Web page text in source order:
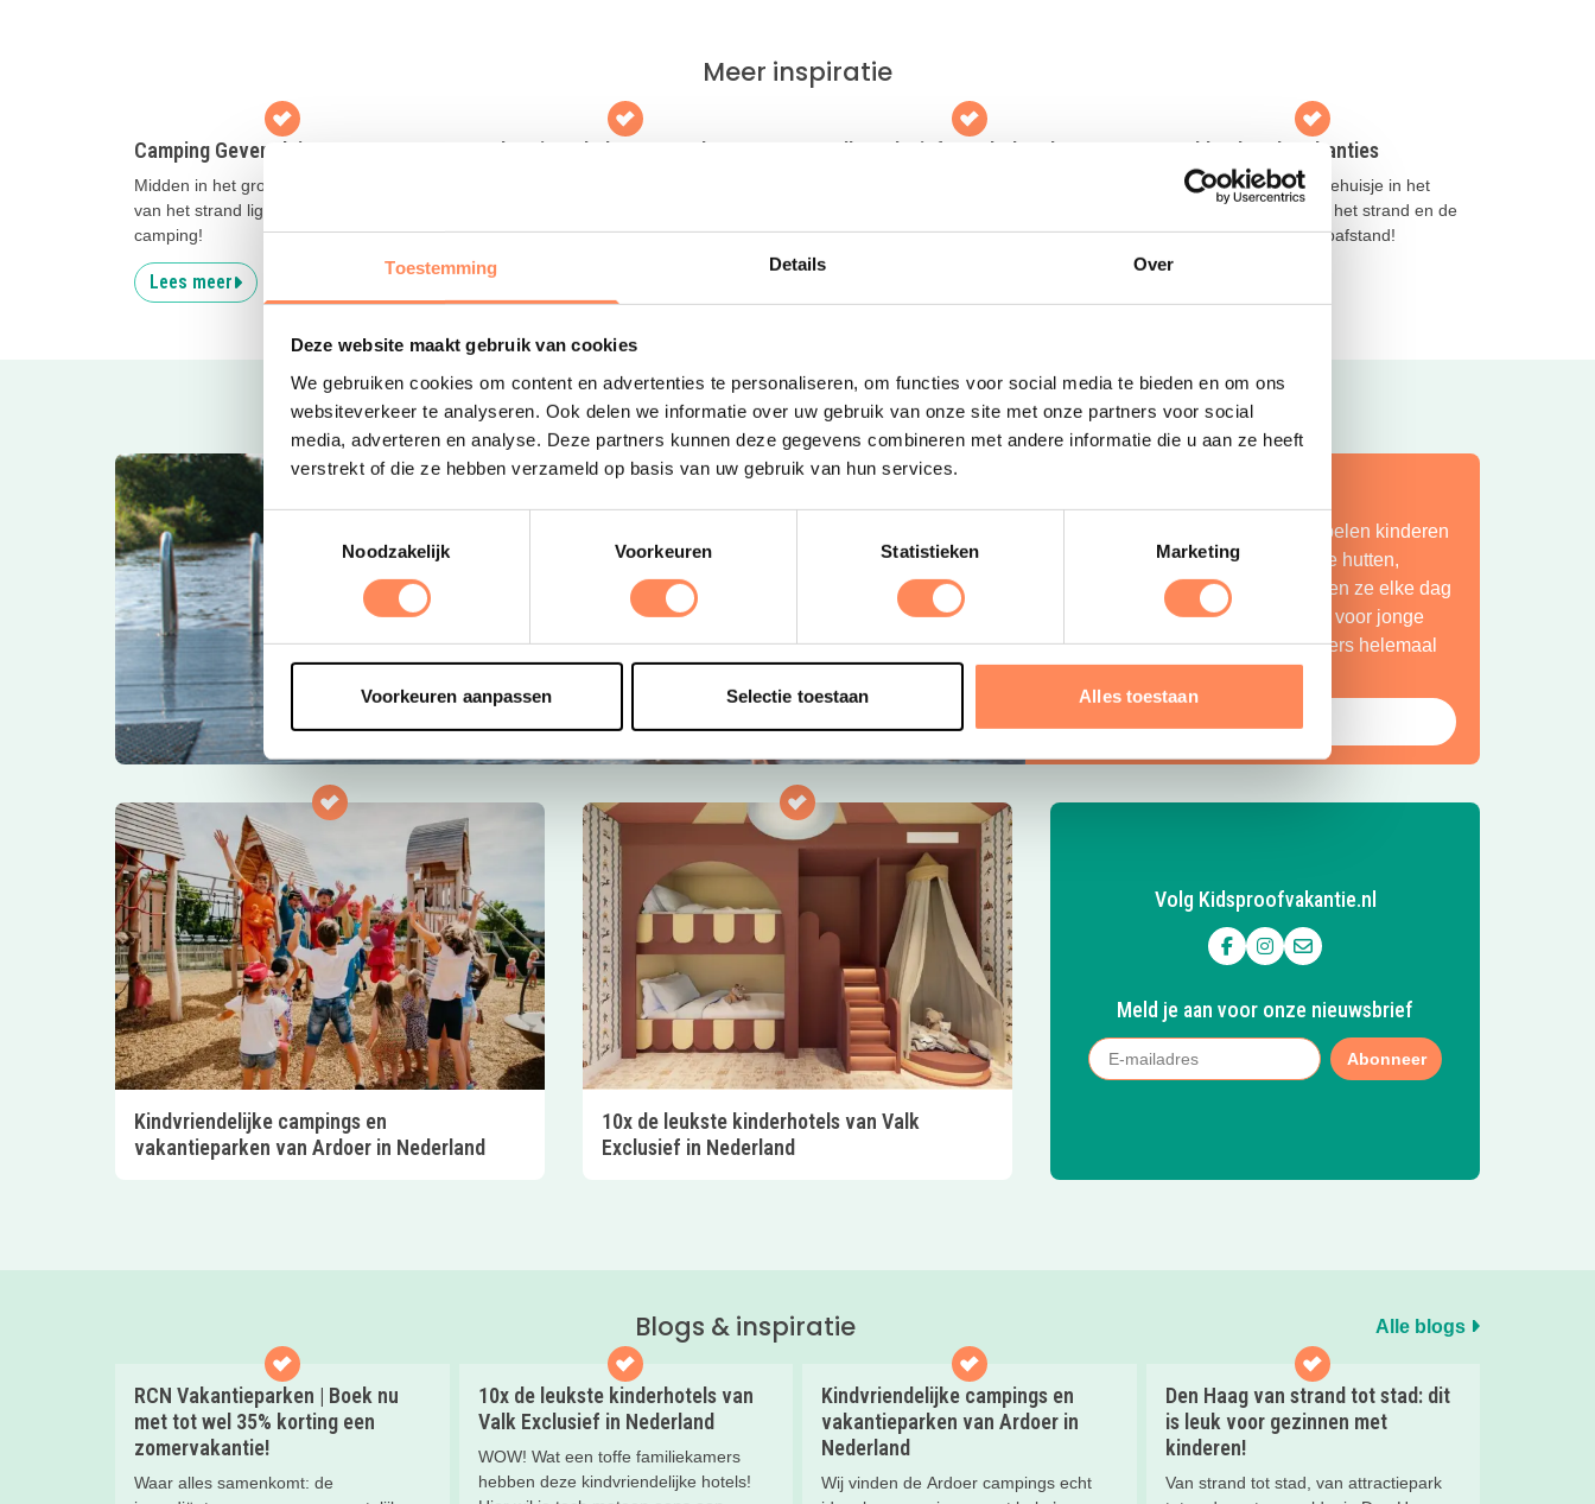
Toestemming Details Over
Deze website maakt gebruik van cookies
We gebruiken cookies om content en advertenties te personaliseren, om functies voor social media te bieden en om ons
websiteverkeer te analyseren. Ook delen we informatie over uw gebruik van onze site met onze partners voor social
media, adverteren en analyse. Deze partners kunnen deze gegevens combineren met andere informatie die u aan ze heeft
verstrekt of die ze hebben verzameld op basis van uw gebruik van hun services.
Noodzakelijk
Voorkeuren Statistieken Marketing
Voorkeuren aanpassen Selectie toestaan Alles toestaan
Meer inspiratie
Camping Geversduin
Midden in het groen en op fietsafstand
van het strand ligt deze avontuurlijke
camping!
Lees meer
Vakantiepark de Meerpaal
speelschip van Nederland!
Lees meer
Valk Exclusief Hotel Akersloot
Noord-Holland
Krabbenkreek Vakanties
Kies een mooi vakantiehuisje in het
Zeeuwse Tholen, met het strand en de
Oosterschelde op loopafstand!
Uitgelicht
Bij Camping Huttopia De Roos spelen kinderen
eindeloos in de natuur, bouwen ze hutten,
spetteren ze in de Vecht en beleven ze elke dag
een nieuw avontuur. Een paradijs voor jonge
ontdekkers én een plek waar ouders helemaal
Kindvriendelijke campings en
vakantieparken van Ardoer in Nederland
10x de leukste kinderhotels van Valk
Exclusief in Nederland
Volg Kidsproofvakantie.nl
Volg ons op Facebook
Volg ons op Instagram
Mail ons
Meld je aan voor onze nieuwsbrief
Abonneer
Blogs & inspiratie Alle blogs
RCN Vakantieparken | Boek nu
met tot wel 35% korting een
zomervakantie!
Waar alles samenkomt: de
10x de leukste kinderhotels van
Valk Exclusief in Nederland
WOW! Wat een toffe familiekamers
hebben deze kindvriendelijke hotels!
Kindvriendelijke campings en
vakantieparken van Ardoer in
Nederland
Wij vinden de Ardoer campings echt
Den Haag van strand tot stad: dit
is leuk voor gezinnen met
kinderen!
Van strand tot stad, van attractiepark